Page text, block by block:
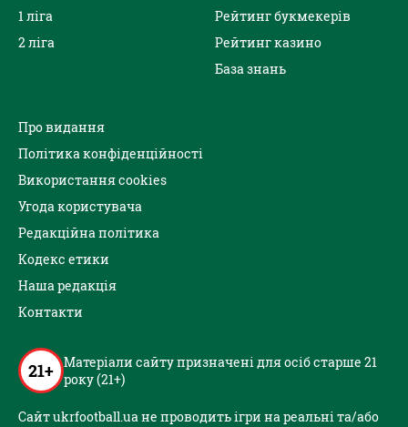
1 ліга
2 ліга
Рейтинг букмекерів
Рейтинг казино
База знань
Про видання
Політика конфіденційності
Використання cookies
Угода користувача
Редакційна політика
Кодекс етики
Наша редакція
Контакти
21+ Матеріали сайту призначені для осіб старше 21
року (21+)
Сайт ukrfootball.ua не проводить ігри на реальні та/або